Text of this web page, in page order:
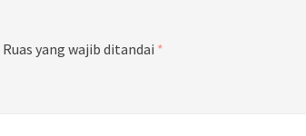
Ruas yang wajib ditandai *